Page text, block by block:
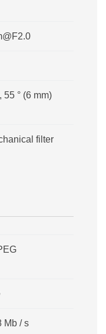
55 ° (6 mm)
filter
Mb / s